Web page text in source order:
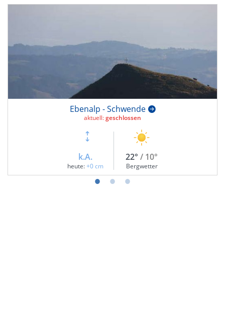
Ebenalp - Schwende
aktuell:geschlossen
k.A.
heute:+0 cm
22° / 10°
Bergwetter